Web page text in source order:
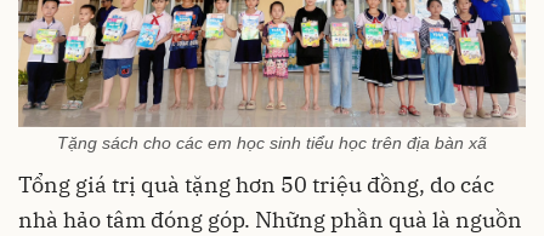
Tặng sách cho các em học sinh tiểu học trên địa bàn xã
Tổng giá trị quà tặng hơn 50 triệu đồng, do các
nhà hảo tâm đóng góp. Những phần quà là nguồn